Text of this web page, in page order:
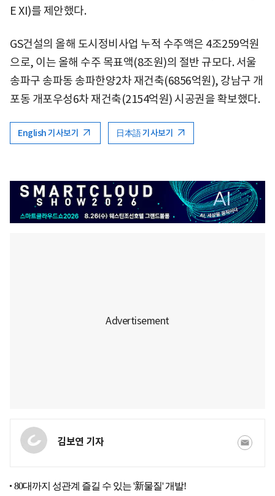
E XI)를 제안했다.
GS건설의 올해 도시정비사업 누적 수주액은 4조259억원
으로, 이는 올해 수주 목표액(8조원)의 절반 규모다. 서울
송파구 송파동 송파한양2차 재건축(6856억원), 강남구 개
포동 개포우성6차 재건축(2154억원) 시공권을 확보했다.
English 기사보기 日本語 기사보기
김보연 기자